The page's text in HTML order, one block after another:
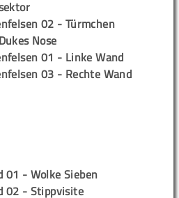
02 - Türmchen
Nose
01 - Linke Wand
03 - Rechte Wand
01 - Wolke Sieben
02 - Stippvisite